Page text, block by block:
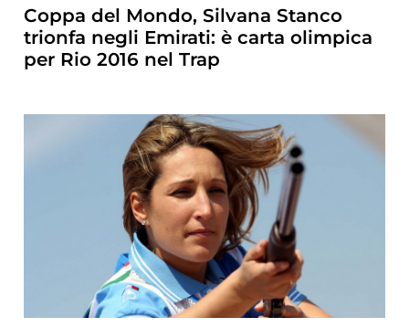
Coppa del Mondo, Silvana Stanco
trionfa negli Emirati: è carta olimpica
per Rio 2016 nel Trap